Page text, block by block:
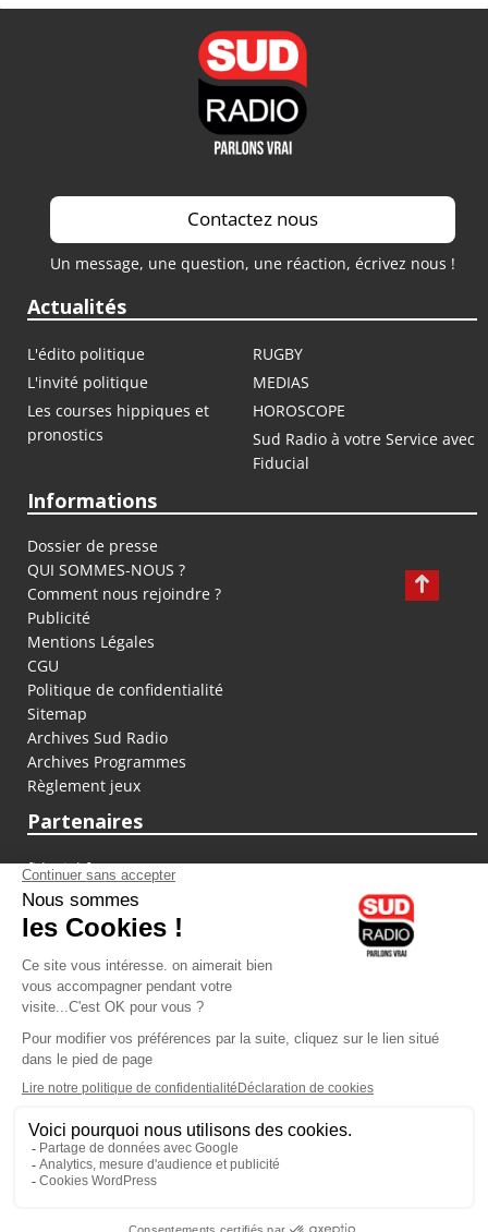
Contactez nous
Un message, une question, une réaction, écrivez nous !
Actualités
L'édito politique
RUGBY
L'invité politique
MEDIAS
Les courses hippiques et
pronostics
HOROSCOPE
Sud Radio à votre Service avec
Fiducial
Informations
Dossier de presse
QUI SOMMES-NOUS ?
Comment nous rejoindre ?
Publicité
Mentions Légales
CGU
Politique de confidentialité
Sitemap
Archives Sud Radio
Archives Programmes
Règlement jeux
Partenaires
fiducial.fr
lyoncapitale.fr
olympique-et-lyonnais.com
L'application Iphone / Android
Téléchargez l'application
Les cookies
Gestion des cookies
Crédit photos : ©Sud Radio / Pierre Olivier